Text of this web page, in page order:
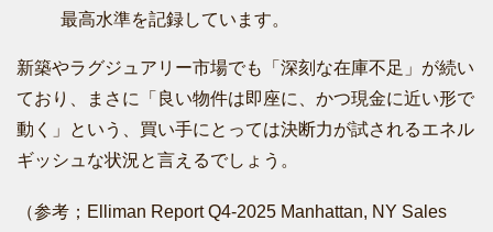
最高水準を記録しています。
新築やラグジュアリー市場でも「深刻な在庫不足」が続い
ており、まさに「良い物件は即座に、かつ現金に近い形で
動く」という、買い手にとっては決断力が試されるエネル
ギッシュな状況と言えるでしょう。
（参考；Elliman Report Q4-2025 Manhattan, NY Sales